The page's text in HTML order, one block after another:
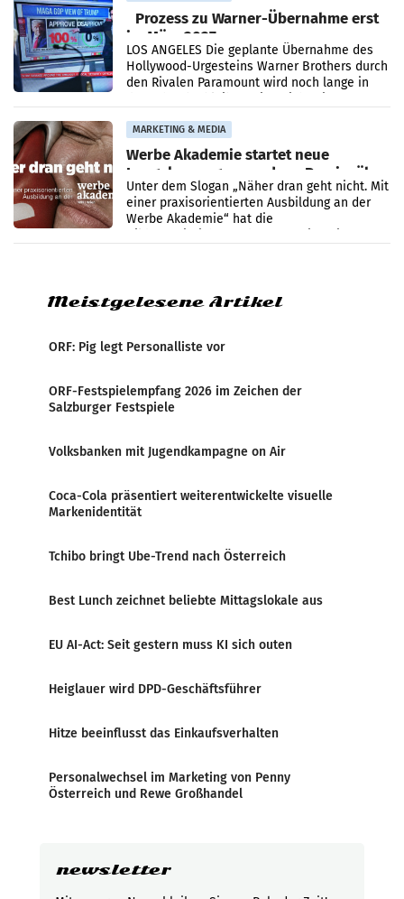
Prozess zu Warner-Übernahme erst
im März 2027
LOS ANGELES Die geplante Übernahme des
Hollywood-Urgesteins Warner Brothers durch
den Rivalen Paramount wird noch lange in
MARKETING & MEDIA
Werbe Akademie startet neue
Imagekampagne rund um Praxisnähe
Unter dem Slogan „Näher dran geht nicht. Mit
einer praxisorientierten Ausbildung an der
Werbe Akademie“ hat die
Meistgelesene Artikel
ORF: Pig legt Personalliste vor
ORF-Festspielempfang 2026 im Zeichen der
Salzburger Festspiele
Volksbanken mit Jugendkampagne on Air
Coca-Cola präsentiert weiterentwickelte visuelle
Markenidentität
Tchibo bringt Ube-Trend nach Österreich
Best Lunch zeichnet beliebte Mittagslokale aus
EU AI-Act: Seit gestern muss KI sich outen
Heiglauer wird DPD-Geschäftsführer
Hitze beeinflusst das Einkaufsverhalten
Personalwechsel im Marketing von Penny
Österreich und Rewe Großhandel
newsletter